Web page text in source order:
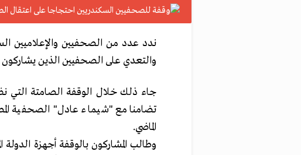
ندد عدد من الصحفيين والإعلاميين
والتعدي على الصحفيين الذين يشاركون
جاء ذلك خلال الوقفة الصامتة التي
تضامنا مع "شيماء عادل" الصحفية
الماضي.
وطالب المشاركون بالوقفة أجهزة